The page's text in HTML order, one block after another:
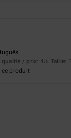
qualité / prix: 4/5 Taille:
produit